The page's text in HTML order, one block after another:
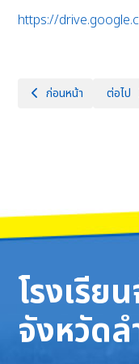
https://
เนื้อหาก่อนหน้า: ตารางเ
ก่อนหน้า เนื้อหา
ต่อไป
โรงเรีย
จังหวัด